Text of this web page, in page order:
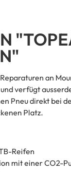
an
verfügt
Pneu direkt bei
Platz.
Reifen
mit einer CO2-